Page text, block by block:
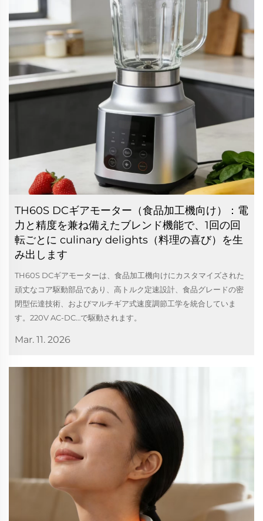
TH60S DCギアモーター（食品加工機向け）：電
力と精度を兼ね備えたブレンド機能で、1回の回
転ごとに culinary delights（料理の喜び）を生
み出します
TH60S DCギアモーターは、食品加工機向けにカスタマイズされた
頑丈なコア駆動部品であり、高トルク定速設計、食品グレードの密
閉型伝達技術、およびマルチギア式速度調節工学を統合していま
す。220V AC-DC…で駆動されます。
Mar. 11. 2026